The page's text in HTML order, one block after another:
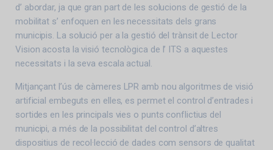
d’ abordar, ja que gran part de les solucions de gestió de la
mobilitat s’ enfoquen en les necessitats dels grans
municipis. La solució per a la gestió del trànsit de Lector
Vision acosta la visió tecnològica de l’ ITS a aquestes
necessitats i la seva escala actual.
Mitjançant l’ús de càmeres LPR amb nou algoritmes de visió
artificial embeguts en elles, es permet el control d’entrades i
sortides en les principals vies o punts conflictius del
municipi, a més de la possibilitat del control d’altres
dispositius de recol·lecció de dades com sensors de qualitat